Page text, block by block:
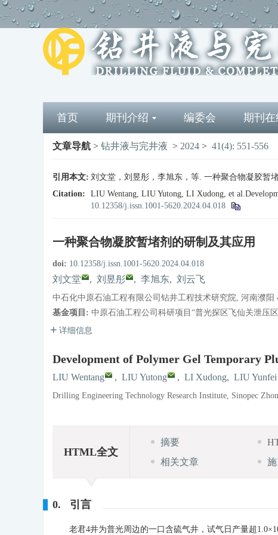
首页 期刊介绍 编委会 期刊在
文章导航 > 钻井液与完井液 > 2024 > 41(4): 551-556
引用本文: 刘文堂，刘昱彤，李旭东，等. 一种聚合物凝胶暂
Citation:
LIU Wentang, LIU Yutong, LI Xudong, et
10.12358/j.issn.1001-5620.2024.04.018
一种聚合物凝胶暂堵剂的研制及其应用
doi: 10.12358/j.issn.1001-5620.2024.04.018
刘文堂 , 刘昱彤 , 李旭东, 刘云飞
中石化中原石油工程有限公司钻井工程技术研究院, 河南濮阳
基金项目: 中原石油工程公司科研项目“普光探区飞仙关泄压
详细信息
Development of Polymer Gel Temporary
LIU Wentang , LIU Yutong , LI Xudong, LIU Yunfei
Drilling Engineering Technology Research Institute, Sinopec
HTML全文
摘要
相关文章
0. 引言
老君4井为普光周边的一口含硫气井，试气日产量超